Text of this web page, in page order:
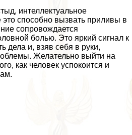
интеллектуальное
способно вызвать приливы в
сопровождается
болью. Это яркий сигнал к
дела и, взяв себя в руки,
Желательно выйти на
как человек успокоится и